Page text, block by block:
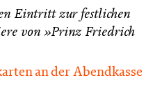
Eintritt zur festlichen
von »Prinz Friedrich
an der Abendkasse